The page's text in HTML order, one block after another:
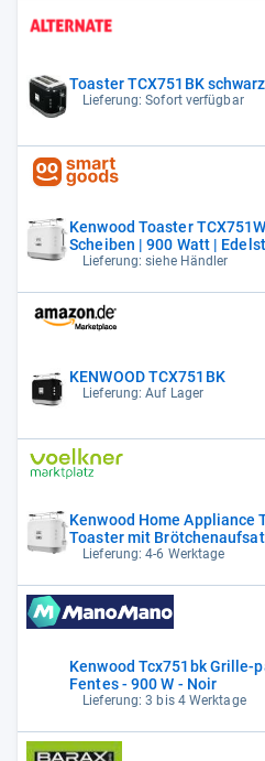
Toaster TCX751BK
Lieferung: Sofort verfügbar
Kenwood Toaster
Scheiben | 900 Watt |
Lieferung: siehe Händler
KENWOOD TCX751BK
Lieferung: Auf Lager
Kenwood Home Appliance
Toaster mit
Lieferung: 4-6 Werktage
Kenwood Tcx751bk Grille-
Fentes - 900 W - Noir
Lieferung: 3 bis 4 Werktage